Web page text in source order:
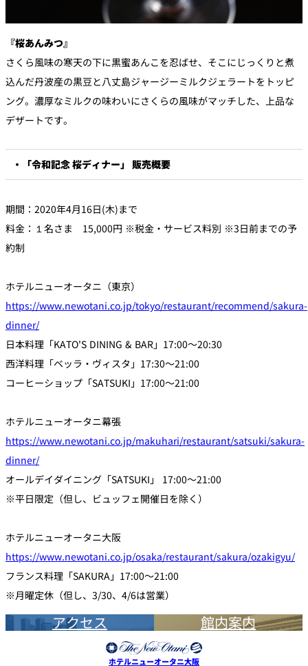
『桜あんみつ』
さくら風味の寒天の下に黒蜜あんこを忍ばせ、そこにじっくりと煮
込んだ丹波産の黒豆と八丈島ジャージーミルクジェラートをトッピ
ング。濃厚なミルクの味わいにさくらの風味がマッチした、上品な
デザートです。
・「令和記念 桜ディナー」 販売概要
期間：2020年4月16日(木)まで
料金：１名さま 15,000円 ※税金・サービス料別 ※3日前までの予
約制
ホテルニューオータニ（東京）
https://www.newotani.co.jp/tokyo/restaurant/recommend/sakura-
dinner/
日本料理「KATO'S DINING & BAR」17:00～20:30
西洋料理「ベッラ・ヴィスタ」17:30～21:00
コーヒーショップ「SATSUKI」17:00～21:00
ホテルニューオータニ幕張
https://www.newotani.co.jp/makuhari/restaurant/satsuki/sakura-
dinner/
オールデイダイニング「SATSUKI」 17:00～21:00
※平日限定（但し、ビュッフェ開催日を除く）
ホテルニューオータニ大阪
https://www.newotani.co.jp/osaka/restaurant/sakura/ozakigyu/
フランス料理「SAKURA」17:00～21:00
※月曜定休（但し、3/30、4/6は営業）
アクセス 館内案内
ホテルニューオータニ大阪